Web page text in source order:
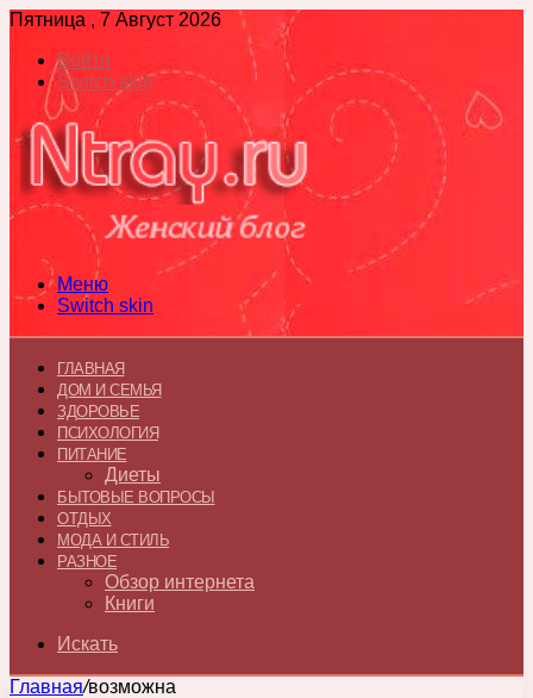
Пятница , 7 Август 2026
Войти
Switch skin
Меню
Switch skin
ГЛАВНАЯ
ДОМ И СЕМЬЯ
ЗДОРОВЬЕ
ПСИХОЛОГИЯ
ПИТАНИЕ
Диеты
БЫТОВЫЕ ВОПРОСЫ
ОТДЫХ
МОДА И СТИЛЬ
РАЗНОЕ
Обзор интернета
Книги
Искать
Главная/возможна